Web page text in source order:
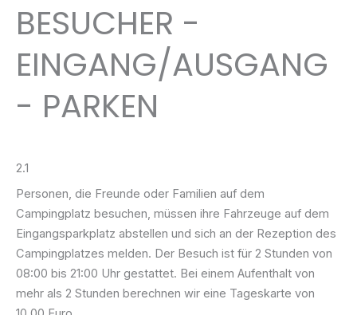
BESUCHER -
EINGANG/AUSGANG
- PARKEN
2.1
Personen, die Freunde oder Familien auf dem
Campingplatz besuchen, müssen ihre Fahrzeuge auf dem
Eingangsparkplatz abstellen und sich an der Rezeption des
Campingplatzes melden. Der Besuch ist für 2 Stunden von
08:00 bis 21:00 Uhr gestattet. Bei einem Aufenthalt von
mehr als 2 Stunden berechnen wir eine Tageskarte von